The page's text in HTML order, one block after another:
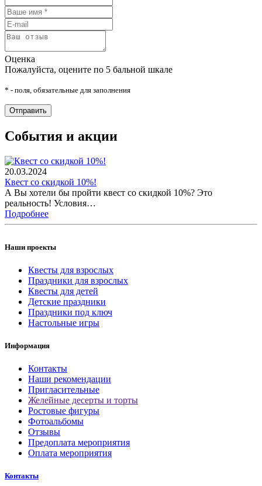
Оценка
Пожалуйста, оцените по 5 бальной шкале
* - поля, обязательные для заполнения
События и акции
20.03.2024
Квест со скидкой 10%!
А Вы хотели бы пройти квест со скидкой 10%? Это
реальность! Условия…
Подробнее
Наши проекты
Квесты для взрослых
Праздники для взрослых
Квесты для детей
Детские праздники
Праздники под ключ
Настольные игры
Информация
Контакты
Наши рекомендации
Пригласительные
Желейные десерты и торты
Ростовые фигуры
Фотоальбомы
Отзывы
Предоплата мероприятия
Оплата мероприятия
Контакты